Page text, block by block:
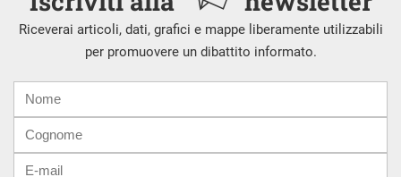
Riceverai articoli, dati, grafici e mappe liberamente utilizzabili
per promuovere un dibattito informato.
mail